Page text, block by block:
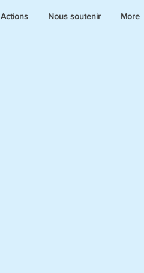
Actions Nous soutenir More